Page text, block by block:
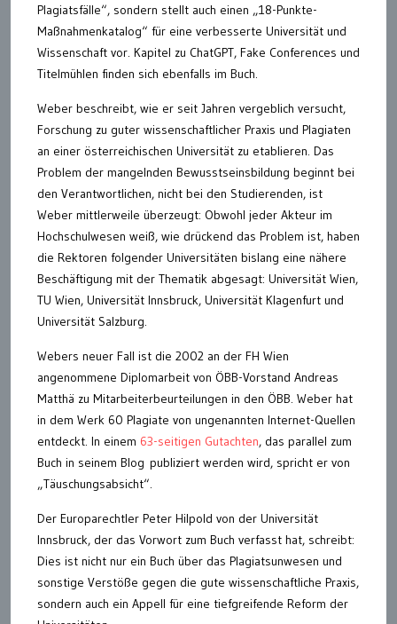
Plagiatsfälle“, sondern stellt auch einen „18-Punkte-
Maßnahmenkatalog“ für eine verbesserte Universität und
Wissenschaft vor. Kapitel zu ChatGPT, Fake Conferences und
Titelmühlen finden sich ebenfalls im Buch.
Weber beschreibt, wie er seit Jahren vergeblich versucht,
Forschung zu guter wissenschaftlicher Praxis und Plagiaten
an einer österreichischen Universität zu etablieren. Das
Problem der mangelnden Bewusstseinsbildung beginnt bei
den Verantwortlichen, nicht bei den Studierenden, ist
Weber mittlerweile überzeugt: Obwohl jeder Akteur im
Hochschulwesen weiß, wie drückend das Problem ist, haben
die Rektoren folgender Universitäten bislang eine nähere
Beschäftigung mit der Thematik abgesagt: Universität Wien,
TU Wien, Universität Innsbruck, Universität Klagenfurt und
Universität Salzburg.
Webers neuer Fall ist die 2002 an der FH Wien
angenommene Diplomarbeit von ÖBB-Vorstand Andreas
Matthä zu Mitarbeiterbeurteilungen in den ÖBB. Weber hat
in dem Werk 60 Plagiate von ungenannten Internet-Quellen
entdeckt. In einem 63-seitigen Gutachten, das parallel zum
Buch in seinem Blog publiziert werden wird, spricht er von
„Täuschungsabsicht“.
Der Europarechtler Peter Hilpold von der Universität
Innsbruck, der das Vorwort zum Buch verfasst hat, schreibt:
Dies ist nicht nur ein Buch über das Plagiatsunwesen und
sonstige Verstöße gegen die gute wissenschaftliche Praxis,
sondern auch ein Appell für eine tiefgreifende Reform der